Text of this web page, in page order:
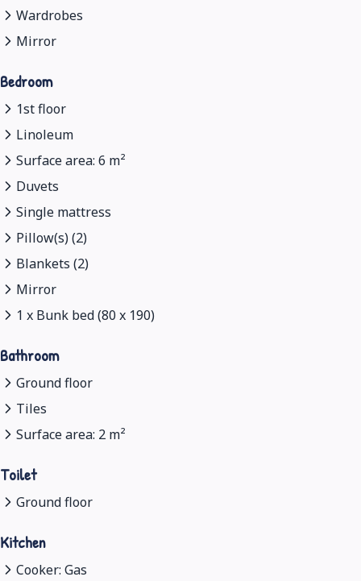
Wardrobes
Mirror
Bedroom
1st floor
Linoleum
Surface area: 6 m²
Duvets
Single mattress
Pillow(s) (2)
Blankets (2)
Mirror
1 x Bunk bed (80 x 190)
Bathroom
Ground floor
Tiles
Surface area: 2 m²
Toilet
Ground floor
Kitchen
Cooker: Gas